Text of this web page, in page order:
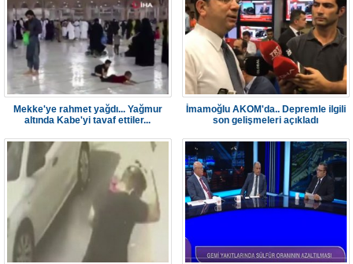
Mekke'ye rahmet yağdı... Yağmur
altında Kabe'yi tavaf ettiler...
İmamoğlu AKOM'da.. Depremle ilgili
son gelişmeleri açıkladı